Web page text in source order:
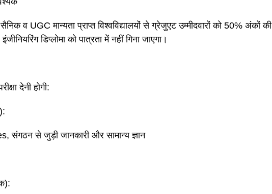
व UGC मान्यता प्राप्त विश्वविद्यालयों से ग्रेजुएट उम्मीदवारों को 50% अंकों की
डिप्लोमा को पात्रता में नहीं गिना जाएगा।
देनी होगी:
संगठन से जुड़ी जानकारी और सामान्य ज्ञान